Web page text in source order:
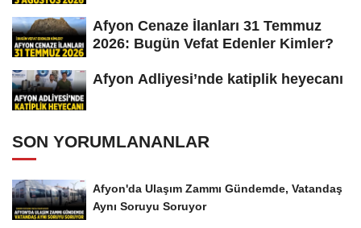
Afyon Cenaze İlanları 31 Temmuz
2026: Bugün Vefat Edenler Kimler?
Afyon Adliyesi’nde katiplik heyecanı
SON YORUMLANANLAR
Afyon'da Ulaşım Zammı Gündemde, Vatandaş
Aynı Soruyu Soruyor